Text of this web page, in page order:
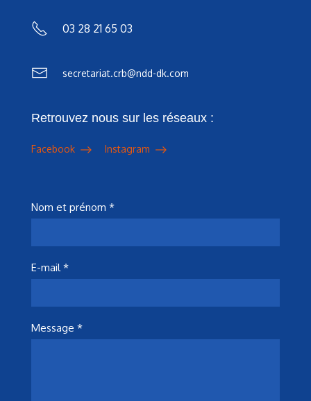
03 28 21 65 03
secretariat.crb@ndd-dk.com
Retrouvez nous sur les réseaux :
Facebook Instagram
Nom et prénom *
E-mail *
Message *